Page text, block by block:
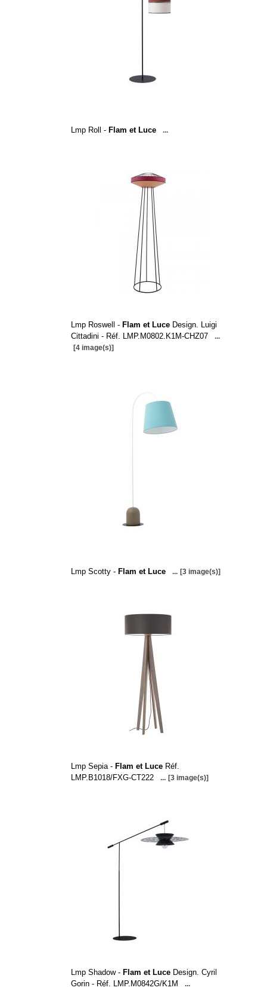
Lmp Roll - Flam et Luce ...
Lmp Roswell - Flam et LuceDesign. Luigi
Cittadini - Réf. LMP.M0802.K1M-CHZ07
...
[4 image(s)]
Lmp Scotty - Flam et Luce ... [3 image(s)]
Lmp Sepia - Flam et LuceRéf.
LMP.B1018/FXG-CT222
... [3 image(s)]
Lmp Shadow - Flam et LuceDesign. Cyril
Gorin - Réf. LMP.M0842G/K1M
...